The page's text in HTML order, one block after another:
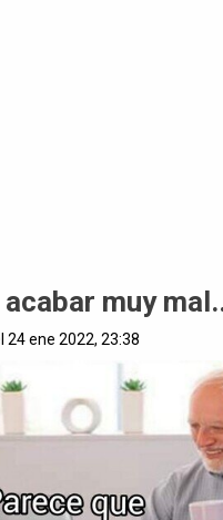
muy
24 ene 2022, 23:38